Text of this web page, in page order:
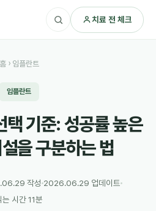
치료 전 체크
홈› 임플란트
임플란트
택 기준: 성공률 높은
을 구분하는 법
작성 2026.06.29 업데이트
는 시간 11분